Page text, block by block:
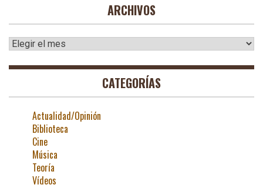
ARCHIVOS
Archivos
CATEGORÍAS
Actualidad/Opinión
Biblioteca
Cine
Música
Teoría
Vídeos